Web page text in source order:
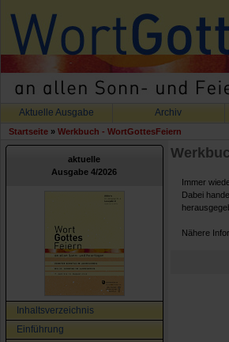
Aktuelle Ausgabe Archiv
Startseite » Werkbuch - WortGottesFeiern
aktuelle
Ausgabe 4/2026
Inhaltsverzeichnis
Einführung
Immer
Dabei
Nähere